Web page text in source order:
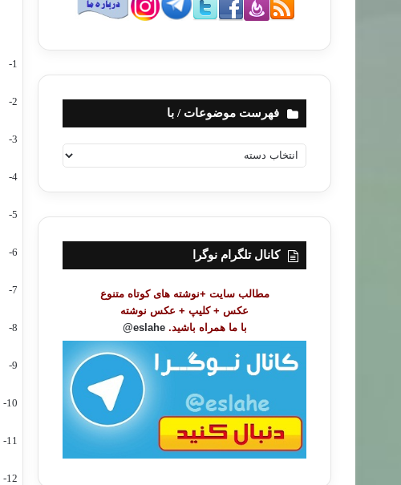
1-
2-
3-
4-
5-
6-
7-
8-
9-
10-
11-
12-
فهرست موضوعات / با
ه
ت
ض
کانال تلگرام نوگرا
مطالب سایت +نوشته های کوتاه متنوع
عکس + کلیپ + عکس نوشته
با ما همراه باشید. eslahe@